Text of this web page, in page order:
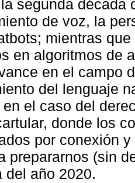
la segunda
de voz, la
mientras
en algoritmos de
en el campo
del lenguaje
en el caso del
donde los
por conexión
prepararnos (sin
del año 2020.